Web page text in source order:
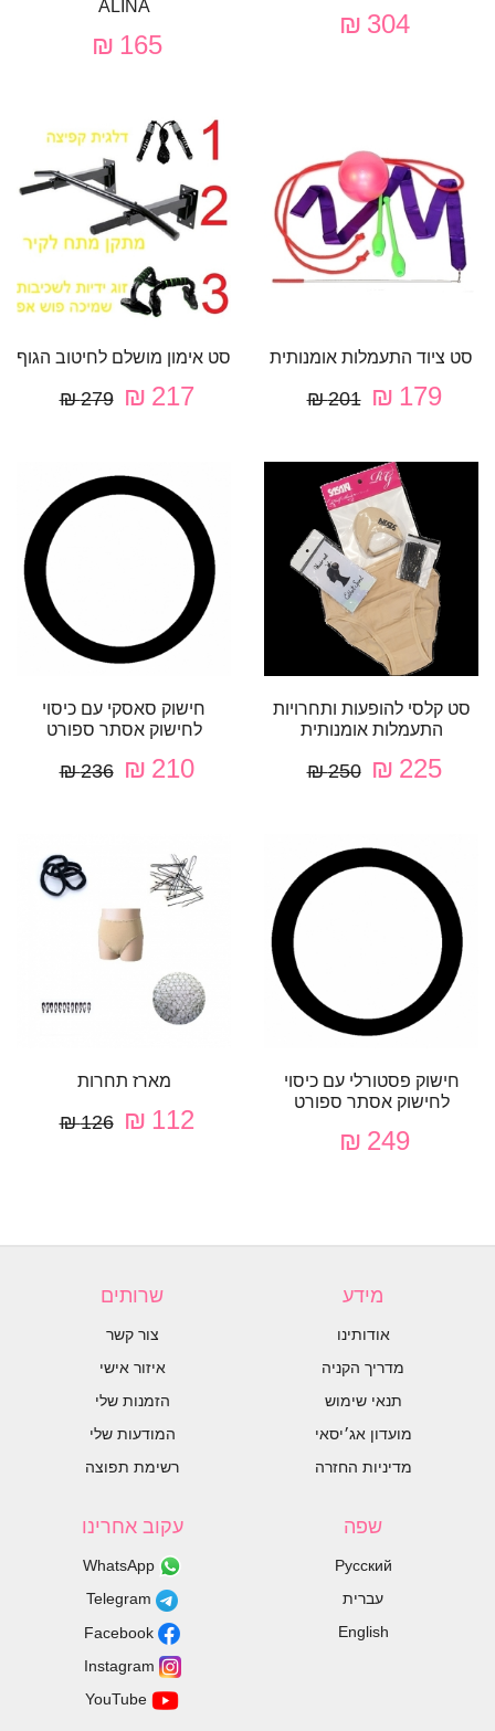
304 ₪
ALINA
165 ₪
סט ציוד התעמלות אומנותית
179 ₪
201 ₪
סט אימון מושלם לחיטוב הגוף
217 ₪
279 ₪
סט קלסי להופעות ותחרויות
התעמלות אומנותית
225 ₪
250 ₪
חישוק סאסקי עם כיסוי
לחישוק אסתר ספורט
210 ₪
236 ₪
חישוק פסטורלי עם כיסוי
לחישוק אסתר ספורט
249 ₪
מארז תחרות
112 ₪
126 ₪
מידע
אודותינו
מדריך הקניה
תנאי שימוש
מועדון אג׳יסאי
מדיניות החזרה
שרותים
צור קשר
איזור אישי
הזמנות שלי
המודעות שלי
רשימת תפוצה
שפה
Русский
עברית
English
עקוב אחרינו